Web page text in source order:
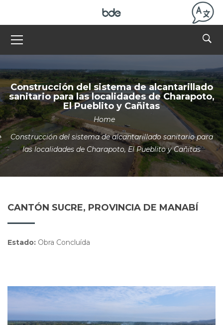
Construcción del sistema de alcantarillado
sanitario para las localidades de Charapoto,
El Pueblito y Cañitas
Home
Construcción del sistema de alcantarillado sanitario para
las localidades de Charapoto, El Pueblito y Cañitas
CANTÓN SUCRE, PROVINCIA DE MANABÍ
Estado: Obra Concluída